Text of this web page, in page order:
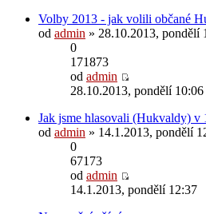
Volby 2013 - jak volili občané
od admin » 28.10.2013, pondělí
0
171873
od admin
28.10.2013, pondělí 10:06
Jak jsme hlasovali (Hukvaldy) v
od admin » 14.1.2013, pondělí
0
67173
od admin
14.1.2013, pondělí 12:37